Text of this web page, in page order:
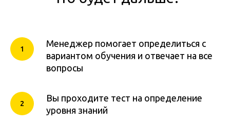
Менеджер помогает определиться с
вариантом обучения и отвечает на все
вопросы
Вы проходите тест на определение
уровня знаний